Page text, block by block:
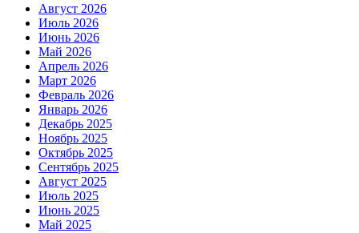
Август 2026
Июль 2026
Июнь 2026
Май 2026
Апрель 2026
Март 2026
Февраль 2026
Январь 2026
Декабрь 2025
Ноябрь 2025
Октябрь 2025
Сентябрь 2025
Август 2025
Июль 2025
Июнь 2025
Май 2025